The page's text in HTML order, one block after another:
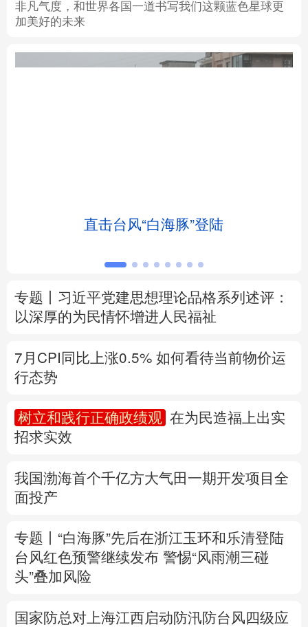
公益
文化产业
安徽 福建
河南 湖北
广东 广西 海南 重庆
陕西
新疆 内蒙古
English
Русский язык 日本語 한국어
Deutsch
非凡气度，和世界各国一道书写我们这颗蓝色星球更
加美好的未来
直击台风“白海豚”登陆
专题丨 习近平党建思想理论品格系列述评：
以深厚的为民情怀增进人民福祉
7月CPI同比上涨0.5% 如何看待当前物价运
行态势
树立和践行正确政绩观
在为民造福上出实
招求实效
我国渤海首个千亿方大气田一期开发项目全
面投产
专题丨 “白海豚”先后在浙江玉环和乐清登陆
台风红色预警继续发布 警惕“风雨潮三碰
头”叠加风险
国家防总对上海江西启动防汛防台风四级应